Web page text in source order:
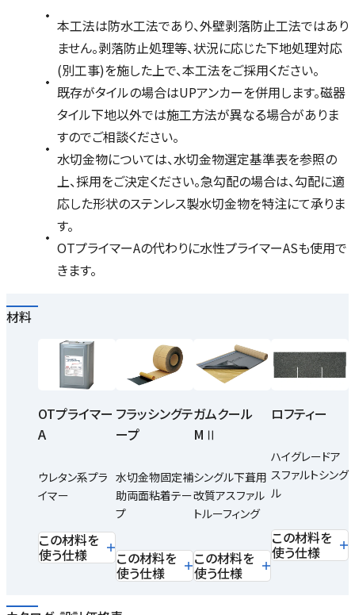
本工法は防水工法であり、外壁剥落防止工法ではあり
ません。剥落防止処理等、状況に応じた下地処理対応
(別工事)を施した上で、本工法をご採用ください。
既存がタイルの場合はUPアンカーを併用します。磁器
タイル下地以外では施工方法が異なる場合がありま
すのでご相談ください。
水切金物については、水切金物選定基準表を参照の
上、採用をご決定ください。急勾配の場合は、勾配に適
応した形状のステンレス製水切金物を特注にて承りま
す。
OTプライマーAの代わりに水性プライマーASも使用で
きます。
材料
OTプライマー
A
ウレタン系プラ
イマー
この材料を
使う仕様
フラッシングテ
ープ
水切金物固定補
助両面粘着テー
プ
この材料を
使う仕様
ガムクール
MⅡ
シングル下葺用
改質アスファル
トルーフィング
この材料を
使う仕様
ロフティー
ハイグレードア
スファルトシング
ル
この材料を
使う仕様